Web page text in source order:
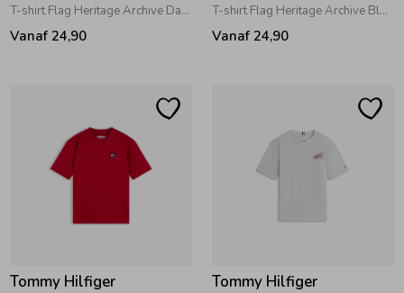
Ondergoed
Zomeraccessoires
Blouses
Leggings
T-shirt Flag Heritage Archive Dark Night Navy
Vanaf 24,90
T-shirt Flag Heritage Archive Black
Vanaf 24,90
Tommy Hilfiger Tommy Hilfiger